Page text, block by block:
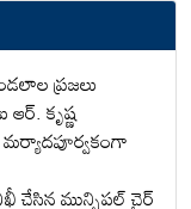
ప్రజలు
కృష్ణ
చేసిన మున్సిపల్ చైర్